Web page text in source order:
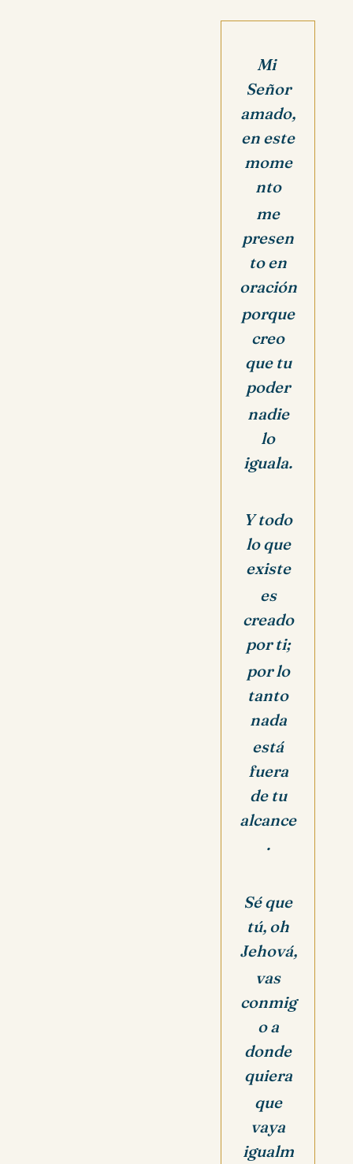
Mi
Señor
amado,
en este
mome
nto
me
presen
to en
oración
porque
creo
que tu
poder
nadie
lo
iguala.
Y todo
lo que
existe
es
creado
por ti;
por lo
tanto
nada
está
fuera
de tu
alcance
.
Sé que
tú, oh
Jehová,
vas
conmig
o a
donde
quiera
que
vaya
igualm